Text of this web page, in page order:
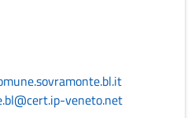
veneto.net